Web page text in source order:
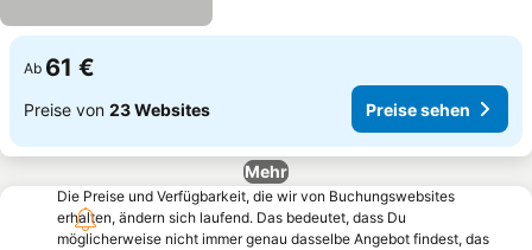
Ab 61 €
Preise von 23 Websites Preise sehen
Mehr
Die Preise und Verfügbarkeit, die wir von Buchungswebsites
erhalten, ändern sich laufend. Das bedeutet, dass Du
möglicherweise nicht immer genau dasselbe Angebot findest, das